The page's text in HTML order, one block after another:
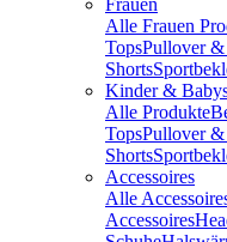
Frauen
Alle Frauen
TopsPullover
Shorts
Kinder &
Alle Produkte
TopsPullover
Shorts
Accessoires
Alle
Accessoires